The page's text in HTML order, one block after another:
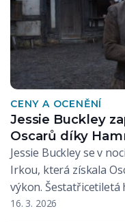
CENY A OCENĚNÍ
Jessie Buckley
Oscarů díky
Jessie Buckley se v
Irkou, která získala
výkon. Šestatřicetiletá
16. 3. 2026